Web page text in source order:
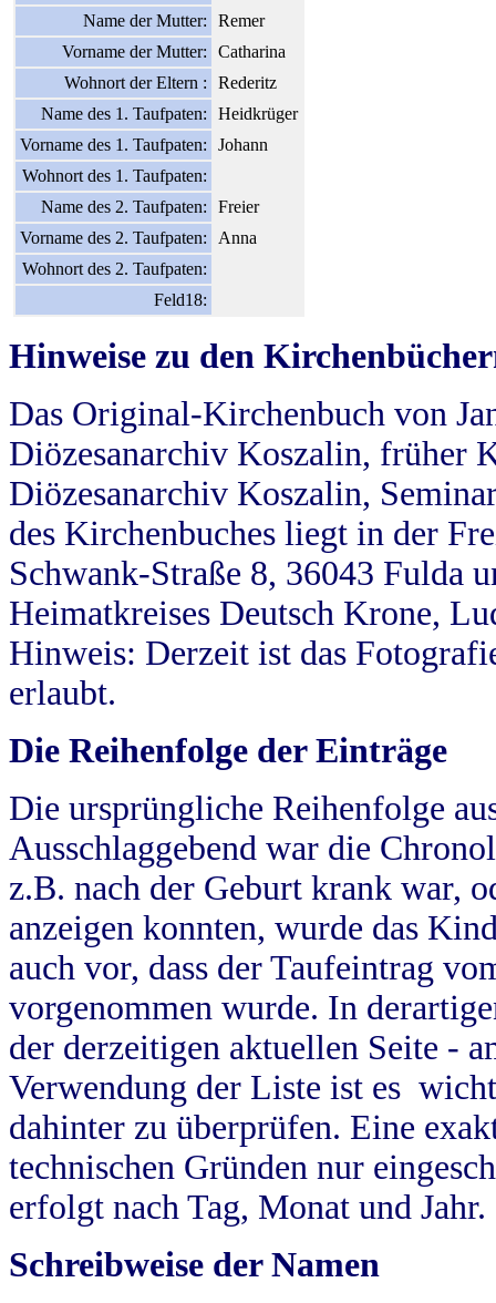
Name der Mutter:
Remer
Vorname der Mutter:
Catharina
Wohnort der Eltern :
Rederitz
Name des 1. Taufpaten:
Heidkrüger
Vorname des 1. Taufpaten:
Johann
Wohnort des 1. Taufpaten:
Name des 2. Taufpaten:
Freier
Vorname des 2. Taufpaten:
Anna
Wohnort des 2. Taufpaten:
Feld18:
Hinweise zu den
Das Original-Kirchenbuch von
Diözesanarchiv Koszalin, früher
Diözesanarchiv Koszalin,
des Kirchenbuches liegt in der
Schwank-Straße 8, 36043 Fulda
Heimatkreises Deutsch Krone,
Hinweis: Derzeit ist das
erlaubt.
Die Reihenfolge der Einträge
Die ursprüngliche Reihenfolge
Ausschlaggebend war die
z.B. nach der Geburt krank war,
anzeigen konnten, wurde das
auch vor, dass der Taufeintrag
vorgenommen wurde. In
der derzeitigen aktuellen Seite -
Verwendung der Liste ist es
dahinter zu überprüfen. Eine
technischen Gründen nur
erfolgt nach Tag, Monat und Jahr.
Schreibweise der Namen